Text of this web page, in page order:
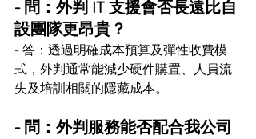
- 問：外判 IT 支援會否長遠比自
設團隊更昂貴？
- 答：透過明確成本預算及彈性收費模
式，外判通常能減少硬件購置、人員流
失及培訓相關的隱藏成本。
- 問：外判服務能否配合我公司